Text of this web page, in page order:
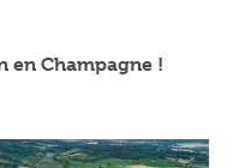
en Champagne !